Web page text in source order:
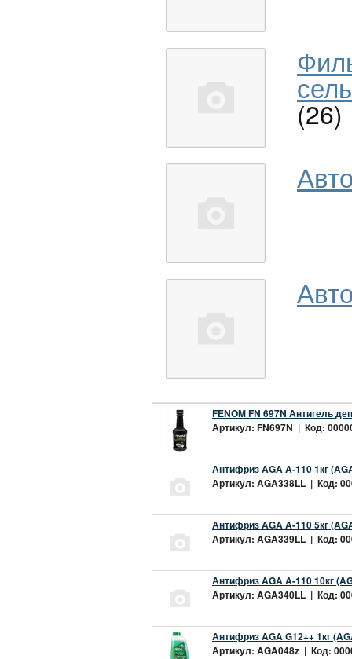
(26)
FENOM FN 697N Антигель
Артикул: FN697N | Код:
Антифриз AGA A-110 1кг
Артикул: AGA338LL | Код:
Антифриз AGA A-110 5кг
Артикул: AGA339LL | Код:
Антифриз AGA A-110 10кг
Артикул: AGA340LL | Код:
Антифриз AGA G12++ 1кг
Артикул: AGA048z | Код: